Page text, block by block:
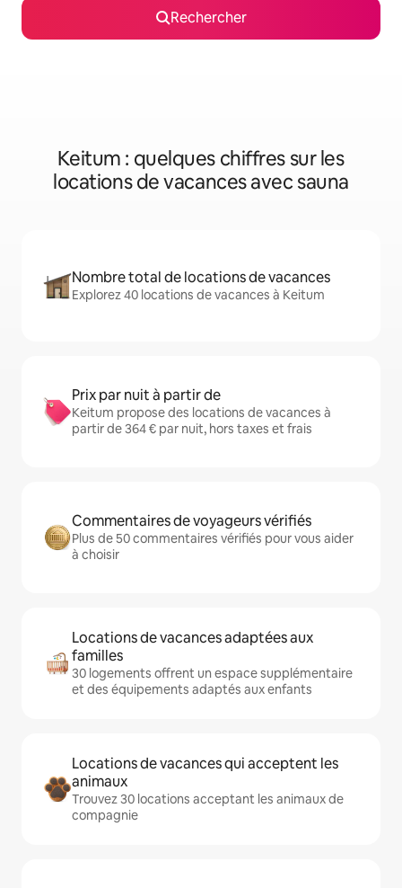
Rechercher
Keitum : quelques chiffres sur les
locations de vacances avec sauna
Nombre total de locations de vacances
Explorez 40 locations de vacances à Keitum
Prix par nuit à partir de
Keitum propose des locations de vacances à
partir de 364 € par nuit, hors taxes et frais
Commentaires de voyageurs vérifiés
Plus de 50 commentaires vérifiés pour vous aider
à choisir
Locations de vacances adaptées aux
familles
30 logements offrent un espace supplémentaire
et des équipements adaptés aux enfants
Locations de vacances qui acceptent les
animaux
Trouvez 30 locations acceptant les animaux de
compagnie